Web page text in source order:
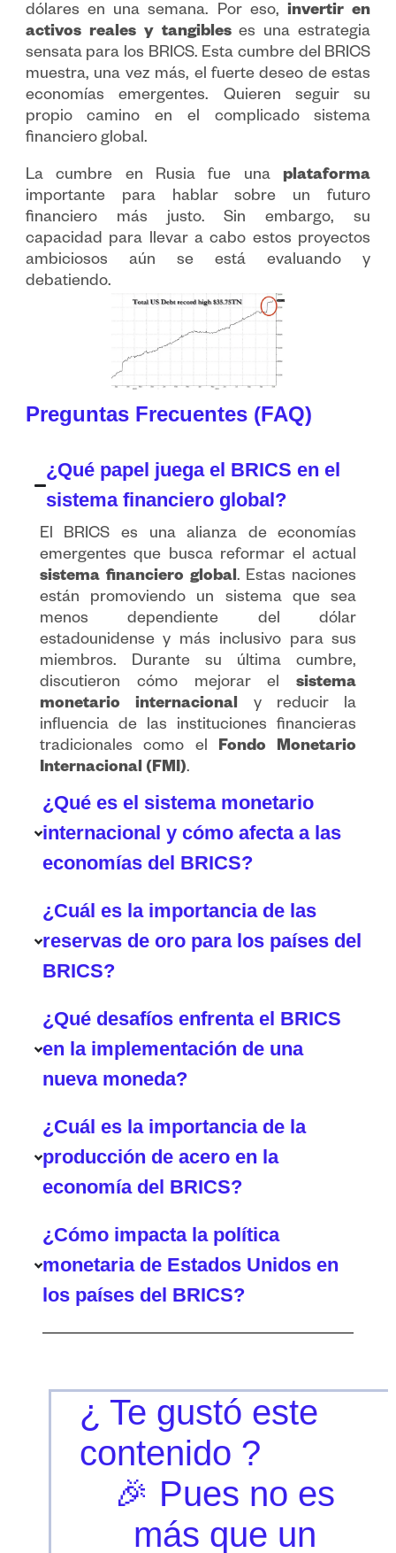
dólares en una semana. Por eso, invertir en
activos reales y tangibleses una estrategia
sensata para los BRICS. Esta cumbre del BRICS
muestra, una vez más, el fuerte deseo de estas
economías emergentes. Quieren seguir su
propio camino en el complicado sistema
financiero global.
La cumbre en Rusia fue una plataforma
importante para hablar sobre un futuro
financiero más justo. Sin embargo, su
capacidad para llevar a cabo estos proyectos
ambiciosos aún se está evaluando y
debatiendo.
Preguntas Frecuentes (FAQ)
¿Qué papel juega el BRICS en el
sistema financiero global?
El BRICS es una alianza de economías
emergentes que busca reformar el actual
sistema financiero global. Estas naciones
están promoviendo un sistema que sea
menos dependiente del dólar
estadounidense y más inclusivo para sus
miembros. Durante su última cumbre,
discutieron cómo mejorar elsistema
monetario internacional y reducir la
influencia de las instituciones financieras
tradicionales como el Fondo Monetario
Internacional (FMI).
¿Qué es el sistema monetario
internacional y cómo afecta a las
economías del BRICS?
¿Cuál es la importancia de las
reservas de oro para los países del
BRICS?
¿Qué desafíos enfrenta el BRICS
en la implementación de una
nueva moneda?
¿Cuál es la importancia de la
producción de acero en la
economía del BRICS?
¿Cómo impacta la política
monetaria de Estados Unidos en
los países del BRICS?
¿ Te gustó este
contenido ?
🎉 Pues no es
más que un